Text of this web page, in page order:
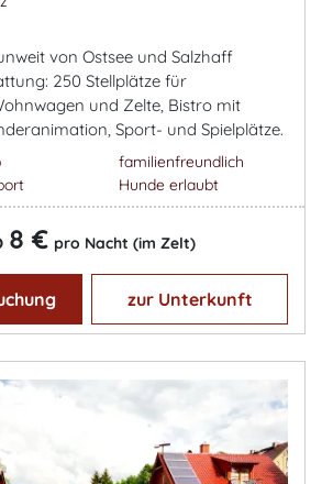
von Ostsee und Salzhaff
250 Stellplätze für
und Zelte, Bistro mit
Sport- und Spielplätze.
familienfreundlich
Hunde erlaubt
8 € pro Nacht (im Zelt)
zur Unterkunft